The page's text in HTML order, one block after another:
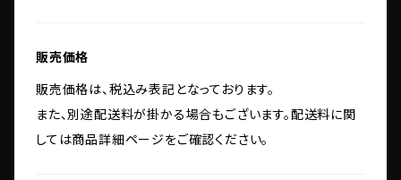
販売価格
販売価格は、税込み表記となっております。
また、別途配送料が掛かる場合もございます。配送料に関
しては商品詳細ページをご確認ください。